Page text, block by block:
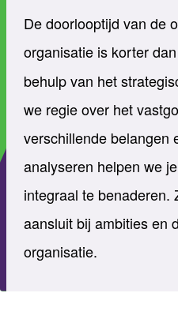
De doorlooptijd van de
organisatie is korter
behulp van het
we regie over het
verschillende belangen
analyseren helpen we
integraal te benaderen.
aansluit bij ambities en
organisatie.